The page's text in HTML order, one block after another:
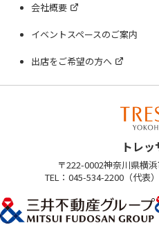
会社概要
イベントスペースのご案内
出店をご希望の方へ
トレ
〒222-0002神奈川県横
TEL：045-534-2200（代表